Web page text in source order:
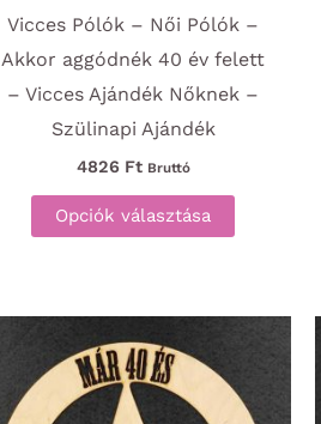
Vicces Pólók – Női Pólók –
Akkor aggódnék 40 év felett
– Vicces Ajándék Nőknek –
Szülinapi Ajándék
4826 Ft Bruttó
Opciók választása
Ennek
a
A